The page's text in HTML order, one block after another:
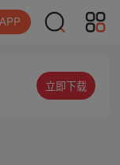
立即下载